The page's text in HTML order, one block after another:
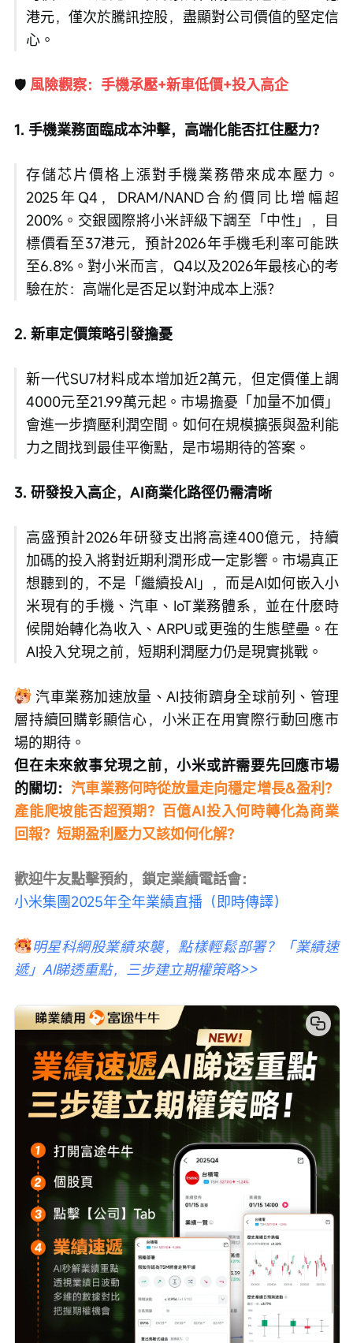
港元，僅次於騰訊控股，盡顯對公司價值的堅定信
心。
🛡️ 風險觀察：手機承壓+新車低價+投入高企
1. 手機業務面臨成本沖擊，高端化能否扛住壓力？
存儲芯片價格上漲對手機業務帶來成本壓力。
2025年Q4，DRAM/NAND合約價同比增幅超
200%。交銀國際將小米評級下調至「中性」，目
標價看至37港元，預計2026年手機毛利率可能跌
至6.8%。對小米而言，Q4以及2026年最核心的考
驗在於：高端化是否足以對沖成本上漲？
2. 新車定價策略引發擔憂
新一代SU7材料成本增加近2萬元，但定價僅上調
4000元至21.99萬元起。市場擔憂「加量不加價」
會進一步擠壓利潤空間。如何在規模擴張與盈利能
力之間找到最佳平衡點，是市場期待的答案。
3. 研發投入高企，AI商業化路徑仍需清晰
高盛預計2026年研發支出將高達400億元，持續
加碼的投入將對近期利潤形成一定影響。市場真正
想聽到的，不是「繼續投AI」，而是AI如何嵌入小
米現有的手機、汽車、IoT業務體系，並在什麽時
候開始轉化為收入、ARPU或更強的生態壁壘。在
AI投入兌現之前，短期利潤壓力仍是現實挑戰。
汽車業務加速放量、AI技術躋身全球前列、管理
層持續回購彰顯信心，小米正在用實際行動回應市
場的期待。
但在未來敘事兌現之前，小米或許需要先回應市場
的關切：汽車業務何時從放量走向穩定增長&盈利？
產能爬坡能否超預期？百億AI投入何時轉化為商業
回報？短期盈利壓力又該如何化解？
小米集團2025年全年業績直播（即時傳譯）
明星科網股業績來襲，點樣輕鬆部署？「業績速
遞」AI睇透重點，三步建立期權策略>>